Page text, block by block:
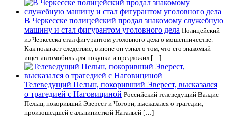
В Черкесске полицейский продал знакомому служебную
машину и стал фигурантом уголовного дела Полицейский
из Черкесска стал фигурантом уголовного дела о мошенничестве.
Как полагает следствие, в июне он узнал о том, что его знакомый
ищет автомобиль для покупки и предложил […]
Телеведущий Пельш, покоривший Эверест, высказался
о трагедией с Наговициной Российский телеведущий Валдис
Пельш, покоривший Эверест и Чогори, высказался о трагедии,
произошедшей с альпинисткой Натальей […]